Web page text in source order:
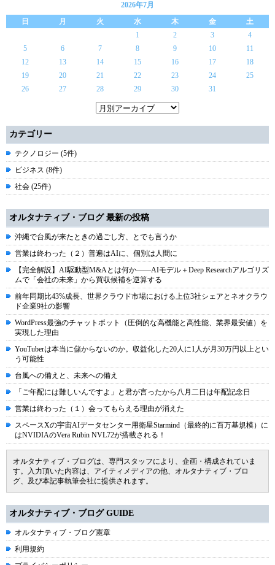
2026年7月
日
月 火 水 木 金
土
1
2 3
4
5
6 7 8 9 10
11
12
13 14 15 16 17
18
19
20 21 22 23 24
25
26
27 28 29 30 31
カテゴリー
テクノロジー (5件)
ビジネス (8件)
社会 (25件)
オルタナティブ・ブログ 最新の投稿
沖縄で台風が来たときの過ごし方、とでも言うか
営業は終わった（２）普遍はAIに、個別は人間に
【完全解説】AI駆動型M&Aとは何か――AIモデル＋Deep Researchアルゴリズ
ムで「会社の未来」から買収候補を逆算する
前年同期比43%成長、世界クラウド市場における上位3社シェアとネオクラウ
ド企業9社の影響
WordPress最強のチャットボット（圧倒的な高機能と高性能、業界最安値）を
実現した理由
YouTuberは本当に儲からないのか。収益化した20人に1人が月30万円以上とい
う可能性
台風への備えと、未来への備え
「ご年配には難しいんですよ」と君が言ったから八月二日は年配記念日
営業は終わった（１）会ってもらえる理由が消えた
スペースXの宇宙AIデータセンター用衛星Starmind（最終的に百万基規模）に
はNVIDIAのVera Rubin NVL72が搭載される！
オルタナティブ・ブログは、専門スタッフにより、企画・構成されていま
す。入力頂いた内容は、アイティメディアの他、オルタナティブ・ブロ
グ、及び本記事執筆会社に提供されます。
オルタナティブ・ブログ GUIDE
オルタナティブ・ブログ憲章
利用規約